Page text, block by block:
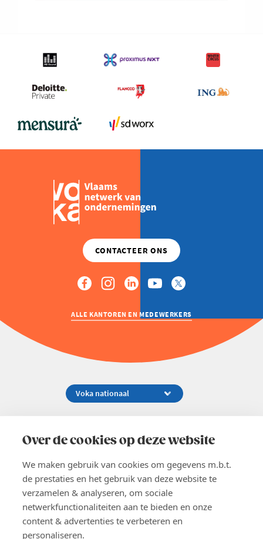
Over de cookies op deze website
We maken gebruik van cookies om gegevens m.b.t.
de prestaties en het gebruik van deze website te
verzamelen & analyseren, om sociale
netwerkfunctionaliteiten aan te bieden en onze
content & advertenties te verbeteren en
personaliseren.
ALLE KANTOREN EN MEDEWERKERS
02 229 81 11
EN